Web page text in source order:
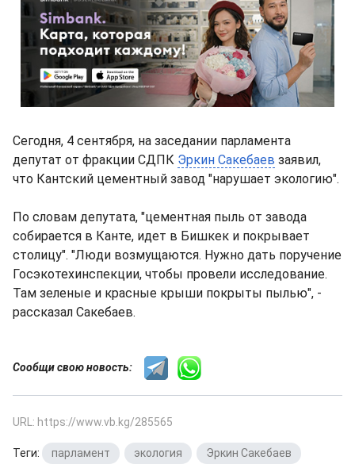
Сегодня, 4 сентября, на заседании парламента
депутат от фракции СДПК Эркин Сакебаев заявил,
что Кантский цементный завод "нарушает экологию".
По словам депутата, "цементная пыль от завода
собирается в Канте, идет в Бишкек и покрывает
столицу". "Люди возмущаются. Нужно дать поручение
Госэкотехинспекции, чтобы провели исследование.
Там зеленые и красные крыши покрыты пылью", -
рассказал Сакебаев.
Сообщи свою новость:
URL: https://www.vb.kg/285565
Теги: парламент экология Эркин Сакебаев